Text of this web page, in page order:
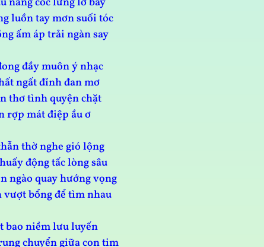
luồn tay mơn suối tóc
ấm áp trải ngàn say
đầy muôn ý nhạc
ngất đỉnh đan mơ
thơ tình quyện chặt
rợp mát điệp ầu ơ
thờ nghe gió lộng
động tấc lòng sâu
ngào quay hướng vọng
bổng để tìm nhau
bao niềm lưu luyến
chuyển giữa con tim